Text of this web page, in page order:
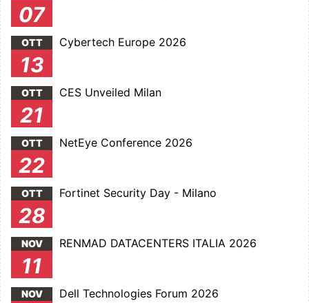
07
OTT
13
Cybertech Europe 2026
OTT
21
CES Unveiled Milan
OTT
22
NetEye Conference 2026
OTT
28
Fortinet Security Day - Milano
NOV
11
RENMAD DATACENTERS ITALIA 2026
NOV Dell Technologies Forum 2026